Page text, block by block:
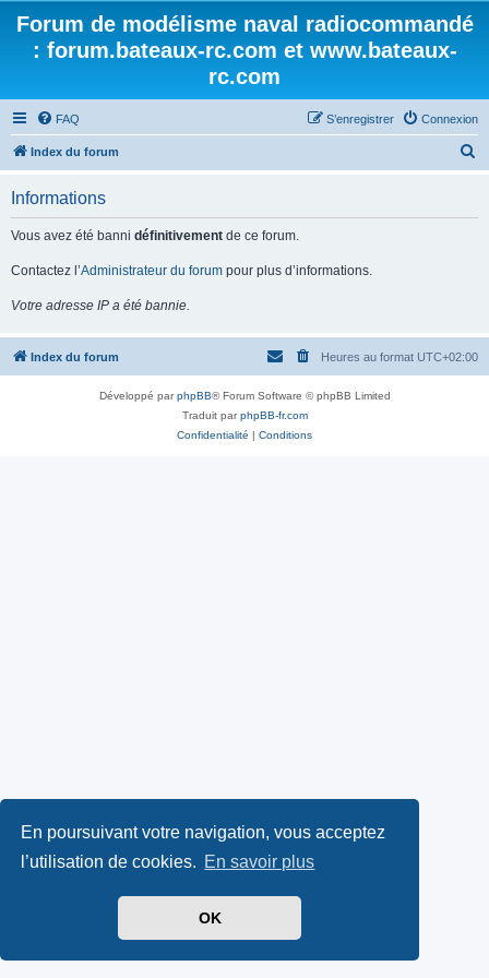
En poursuivant votre navigation, vous acceptez
l’utilisation de cookies. En savoir plus
OK
Forum de modélisme naval radiocommandé
: forum.bateaux-rc.com et www.bateaux-
rc.com
FAQ Connexion
S’enregistrer
Index du forum
e
Informations
Vous avez été banni définitivement de ce forum.
Contactez l’Administrateur du forum pour plus d’informations.
Votre adresse IP a été bannie.
Index du forum Heures au format UTC+02:00
Développé parphpBB® Forum Software © phpBB Limited
Traduit parphpBB-fr.com
Confidentialité | Conditions